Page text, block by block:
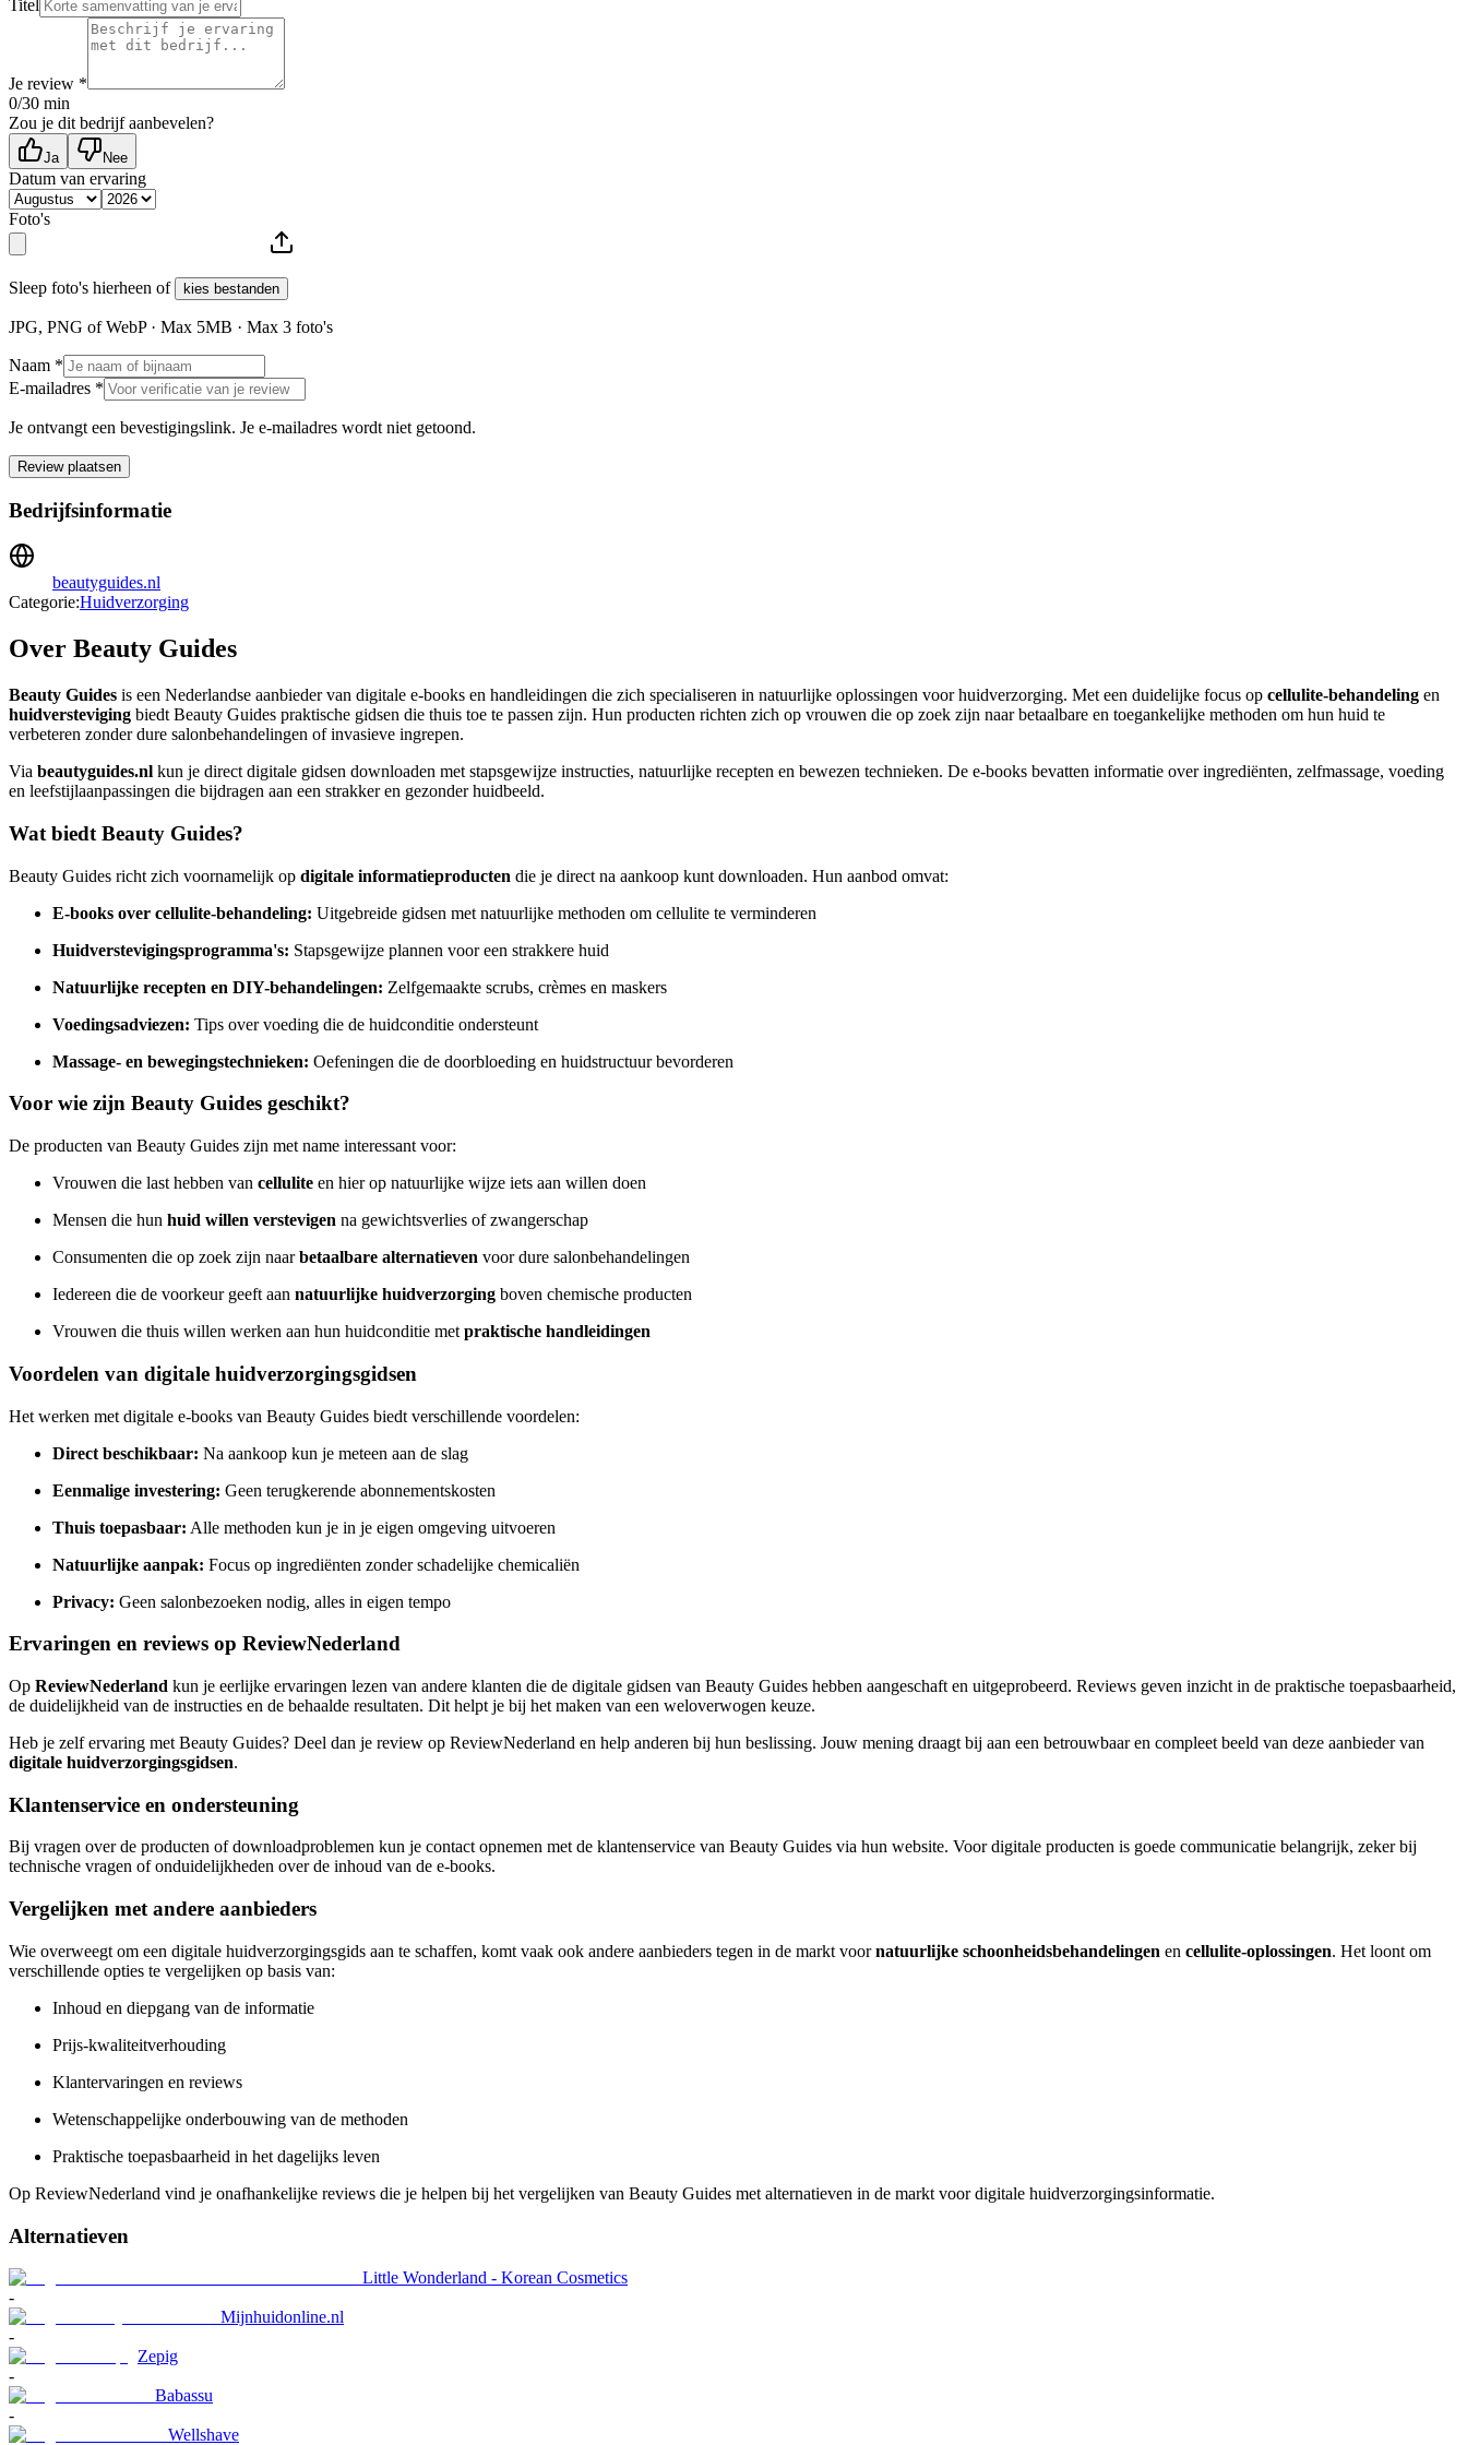
Titel
Je review *
0/30 min
Zou je dit bedrijf aanbevelen?
Ja Nee
Datum van ervaring
Foto's
Sleep foto's hierheen of kies bestanden
JPG, PNG of WebP · Max 5MB · Max 3 foto's
Naam *
E-mailadres *
Je ontvangt een bevestigingslink. Je e-mailadres wordt niet getoond.
Review plaatsen
Bedrijfsinformatie
beautyguides.nl
Categorie:Huidverzorging
Over Beauty Guides
Beauty Guides is een Nederlandse aanbieder van digitale e-books en handleidingen die zich specialiseren in natuurlijke oplossingen voor huidverzorging. Met een duidelijke focus op cellulite-behandeling en
huidversteviging biedt Beauty Guides praktische gidsen die thuis toe te passen zijn. Hun producten richten zich op vrouwen die op zoek zijn naar betaalbare en toegankelijke methoden om hun huid te
verbeteren zonder dure salonbehandelingen of invasieve ingrepen.
Via beautyguides.nl kun je direct digitale gidsen downloaden met stapsgewijze instructies, natuurlijke recepten en bewezen technieken. De e-books bevatten informatie over ingrediënten, zelfmassage, voeding
en leefstijlaanpassingen die bijdragen aan een strakker en gezonder huidbeeld.
Wat biedt Beauty Guides?
Beauty Guides richt zich voornamelijk op digitale informatieproducten die je direct na aankoop kunt downloaden. Hun aanbod omvat:
E-books over cellulite-behandeling: Uitgebreide gidsen met natuurlijke methoden om cellulite te verminderen
Huidverstevigingsprogramma's: Stapsgewijze plannen voor een strakkere huid
Natuurlijke recepten en DIY-behandelingen: Zelfgemaakte scrubs, crèmes en maskers
Voedingsadviezen: Tips over voeding die de huidconditie ondersteunt
Massage- en bewegingstechnieken: Oefeningen die de doorbloeding en huidstructuur bevorderen
Voor wie zijn Beauty Guides geschikt?
De producten van Beauty Guides zijn met name interessant voor:
Vrouwen die last hebben van cellulite en hier op natuurlijke wijze iets aan willen doen
Mensen die hun huid willen verstevigen na gewichtsverlies of zwangerschap
Consumenten die op zoek zijn naarbetaalbare alternatieven voor dure salonbehandelingen
Iedereen die de voorkeur geeft aan natuurlijke huidverzorging boven chemische producten
Vrouwen die thuis willen werken aan hun huidconditie met praktische handleidingen
Voordelen van digitale huidverzorgingsgidsen
Het werken met digitale e-books van Beauty Guides biedt verschillende voordelen:
Direct beschikbaar: Na aankoop kun je meteen aan de slag
Eenmalige investering: Geen terugkerende abonnementskosten
Thuis toepasbaar: Alle methoden kun je in je eigen omgeving uitvoeren
Natuurlijke aanpak: Focus op ingrediënten zonder schadelijke chemicaliën
Privacy: Geen salonbezoeken nodig, alles in eigen tempo
Ervaringen en reviews op ReviewNederland
Op ReviewNederland kun je eerlijke ervaringen lezen van andere klanten die de digitale gidsen van Beauty Guides hebben aangeschaft en uitgeprobeerd. Reviews geven inzicht in de praktische toepasbaarheid,
de duidelijkheid van de instructies en de behaalde resultaten. Dit helpt je bij het maken van een weloverwogen keuze.
Heb je zelf ervaring met Beauty Guides? Deel dan je review op ReviewNederland en help anderen bij hun beslissing. Jouw mening draagt bij aan een betrouwbaar en compleet beeld van deze aanbieder van
digitale huidverzorgingsgidsen.
Klantenservice en ondersteuning
Bij vragen over de producten of downloadproblemen kun je contact opnemen met de klantenservice van Beauty Guides via hun website. Voor digitale producten is goede communicatie belangrijk, zeker bij
technische vragen of onduidelijkheden over de inhoud van de e-books.
Vergelijken met andere aanbieders
Wie overweegt om een digitale huidverzorgingsgids aan te schaffen, komt vaak ook andere aanbieders tegen in de markt voornatuurlijke schoonheidsbehandelingen en cellulite-oplossingen. Het loont om
verschillende opties te vergelijken op basis van:
Inhoud en diepgang van de informatie
Prijs-kwaliteitverhouding
Klantervaringen en reviews
Wetenschappelijke onderbouwing van de methoden
Praktische toepasbaarheid in het dagelijks leven
Op ReviewNederland vind je onafhankelijke reviews die je helpen bij het vergelijken van Beauty Guides met alternatieven in de markt voor digitale huidverzorgingsinformatie.
Alternatieven
Little Wonderland - Korean Cosmetics
-
Mijnhuidonline.nl
-
Zepig
-
Babassu
-
Wellshave